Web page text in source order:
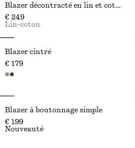
Blazer décontracté en lin et coton
€ 249
Lin-coton
Blazer cintré
€ 179
Blazer à boutonnage simple
€ 199
Nouveauté